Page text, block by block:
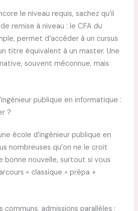
le niveau requis, sachez qu’il
remise à niveau : le CFA du
permet d’accéder à un cursus
titre équivalent à un master. Une
souvent méconnue, mais
publique en informatique :
?
école d’ingénieur publique en
nombreuses qu’on ne le croit
bonne nouvelle, surtout si vous
« classique » prépa +
communs, admissions parallèles :